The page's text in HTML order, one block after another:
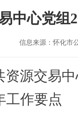
中心党组
信息来源：怀化市
资源交易中
工作要点